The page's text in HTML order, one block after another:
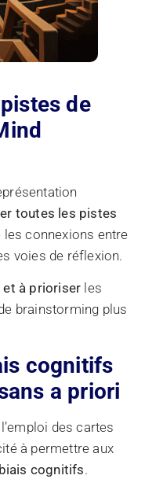
de
toutes les pistes
connexions entre
voies de réflexion.
à prioriser les
brainstorming plus
cognitifs
a priori
des cartes
à permettre aux
cognitifs.